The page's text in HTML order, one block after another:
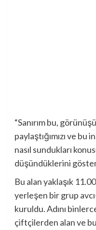
“Sanırım bu,
paylaştığımızı ve bu
nasıl sundukları
düşündüklerini
Bu alan yaklaşık
yerleşen bir grup
kuruldu. Adını
çiftçilerden alan ve